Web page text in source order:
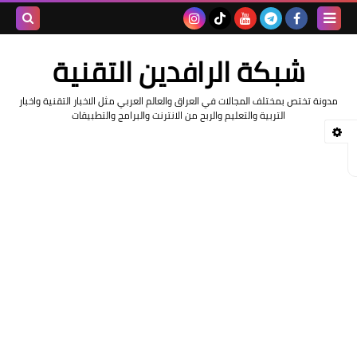
شبكة الرافدين التقنية
مدونة تختص بمختلف المجالات في العراق والعالم العربي مثل الاخبار التقنية واخبار
التربية والتعليم والربح من الانترنت والبرامج والتطبيقات